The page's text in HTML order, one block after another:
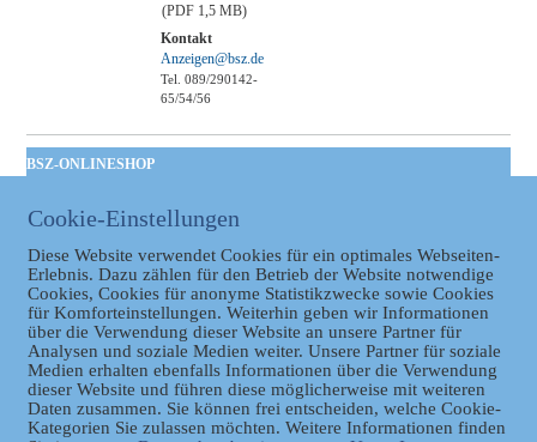
(PDF 1,5 MB)
Kontakt
Anzeigen@bsz.de
Tel. 089/290142-
65/54/56
BSZ-ONLINESHOP
Taschenbuch
GVBl | Einbanddecke
Datenschutz
Cookie-Einstellungen
Diese Website verwendet Cookies für ein optimales Webseiten-
Erlebnis. Dazu zählen für den Betrieb der Website notwendige
Cookies, Cookies für anonyme Statistikzwecke sowie Cookies
für Komforteinstellungen. Weiterhin geben wir Informationen
über die Verwendung dieser Website an unsere Partner für
Analysen und soziale Medien weiter. Unsere Partner für soziale
Medien erhalten ebenfalls Informationen über die Verwendung
dieser Website und führen diese möglicherweise mit weiteren
Daten zusammen. Sie können frei entscheiden, welche Cookie-
Kategorien Sie zulassen möchten. Weitere Informationen finden